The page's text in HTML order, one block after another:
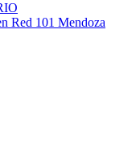
Red 101 Mendoza